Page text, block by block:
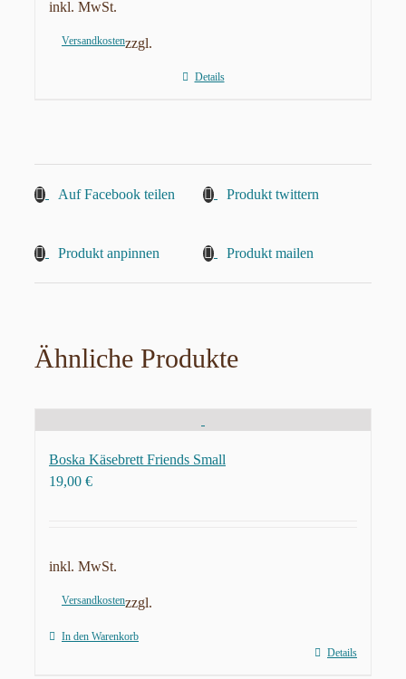
inkl. MwSt.
zzgl.
Versandkosten
Details
Auf Facebook teilen Produkt twittern
Produkt anpinnen Produkt mailen
Ähnliche Produkte
Boska Käsebrett Friends Small
19,00 €
inkl. MwSt.
zzgl.
Versandkosten
In den Warenkorb
Details